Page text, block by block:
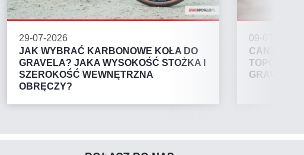
29-07-2026
JAK WYBRAĆ KARBONOWE KOŁA DO
GRAVELA? JAKA WYSOKOŚĆ STOŻKA I
SZEROKOŚĆ WEWNĘTRZNA
OBRĘCZY?
09-07-2026
CANYON
TOPOWE
GRAVEL!